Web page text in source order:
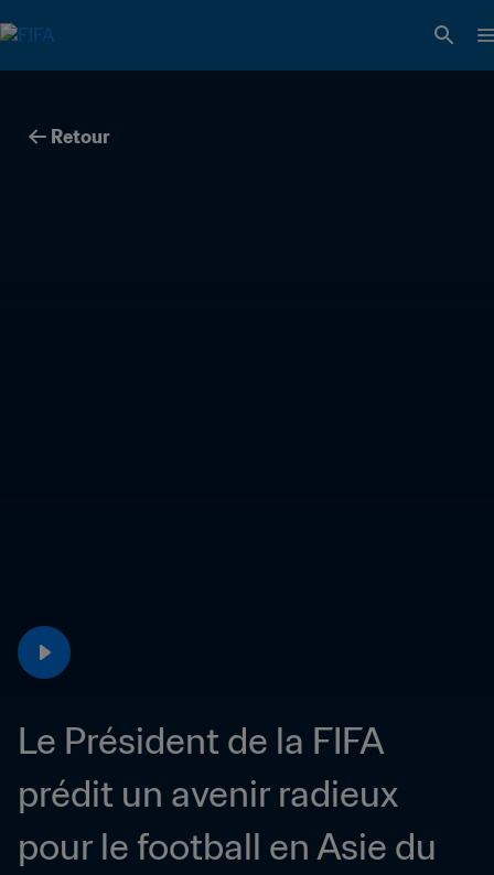
Retour
Le Président de la FIFA
prédit un avenir radieux
pour le football en Asie du